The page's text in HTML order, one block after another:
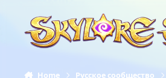
Home Русское сообщество